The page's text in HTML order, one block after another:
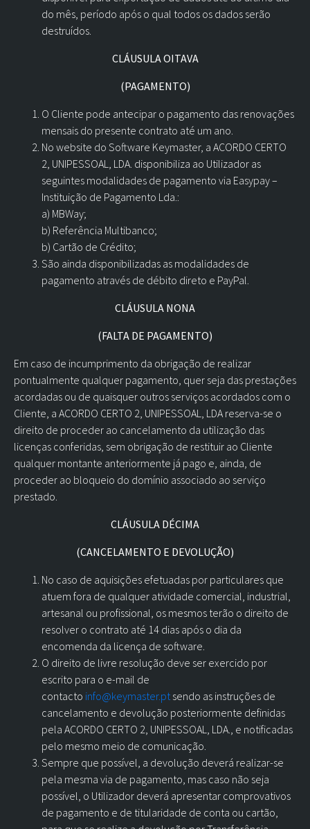
do mês, período após o qual todos os dados serão
destruídos.
CLÁUSULA OITAVA
(PAGAMENTO)
O Cliente pode antecipar o pagamento das renovações
mensais do presente contrato até um ano.
No website do Software Keymaster, a ACORDO CERTO
2, UNIPESSOAL, LDA. disponibiliza ao Utilizador as
seguintes modalidades de pagamento via Easypay –
Instituição de Pagamento Lda.:
a) MBWay;
b) Referência Multibanco;
b) Cartão de Crédito;
São ainda disponibilizadas as modalidades de
pagamento através de débito direto e PayPal.
CLÁUSULA NONA
(FALTA DE PAGAMENTO)
Em caso de incumprimento da obrigação de realizar
pontualmente qualquer pagamento, quer seja das prestações
acordadas ou de quaisquer outros serviços acordados com o
Cliente, a ACORDO CERTO 2, UNIPESSOAL, LDA reserva-se o
direito de proceder ao cancelamento da utilização das
licenças conferidas, sem obrigação de restituir ao Cliente
qualquer montante anteriormente já pago e, ainda, de
proceder ao bloqueio do domínio associado ao serviço
prestado.
CLÁUSULA DÉCIMA
(CANCELAMENTO E DEVOLUÇÃO)
No caso de aquisições efetuadas por particulares que
atuem fora de qualquer atividade comercial, industrial,
artesanal ou profissional, os mesmos terão o direito de
resolver o contrato até 14 dias após o dia da
encomenda da licença de software.
O direito de livre resolução deve ser exercido por
escrito para o e-mail de
contacto info@keymaster.ptsendo as instruções de
cancelamento e devolução posteriormente definidas
pela ACORDO CERTO 2, UNIPESSOAL, LDA., e notificadas
pelo mesmo meio de comunicação.
Sempre que possível, a devolução deverá realizar-se
pela mesma via de pagamento, mas caso não seja
possível, o Utilizador deverá apresentar comprovativos
de pagamento e de titularidade de conta ou cartão,